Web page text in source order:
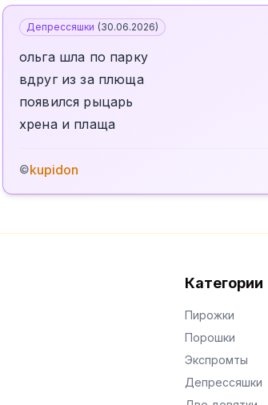
Депрессяшки (30.06.2026)
ольга шла по парку
вдруг из за плюща
появился рыцарь
хрена и плаща
©kupidon
Категории
Пирожки
Порошки
Экспромты
Депрессяшки